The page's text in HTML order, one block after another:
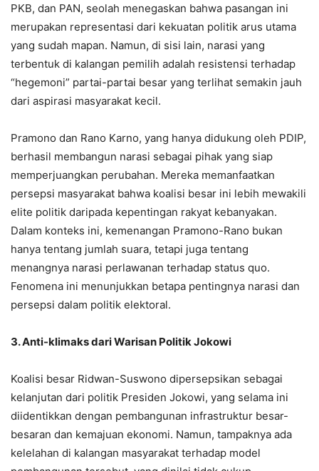
PKB, dan PAN, seolah menegaskan bahwa pasangan ini
merupakan representasi dari kekuatan politik arus utama
yang sudah mapan. Namun, di sisi lain, narasi yang
terbentuk di kalangan pemilih adalah resistensi terhadap
“hegemoni” partai-partai besar yang terlihat semakin jauh
dari aspirasi masyarakat kecil.
Pramono dan Rano Karno, yang hanya didukung oleh PDIP,
berhasil membangun narasi sebagai pihak yang siap
memperjuangkan perubahan. Mereka memanfaatkan
persepsi masyarakat bahwa koalisi besar ini lebih mewakili
elite politik daripada kepentingan rakyat kebanyakan.
Dalam konteks ini, kemenangan Pramono-Rano bukan
hanya tentang jumlah suara, tetapi juga tentang
menangnya narasi perlawanan terhadap status quo.
Fenomena ini menunjukkan betapa pentingnya narasi dan
persepsi dalam politik elektoral.
3. Anti-klimaks dari Warisan Politik Jokowi
Koalisi besar Ridwan-Suswono dipersepsikan sebagai
kelanjutan dari politik Presiden Jokowi, yang selama ini
diidentikkan dengan pembangunan infrastruktur besar-
besaran dan kemajuan ekonomi. Namun, tampaknya ada
kelelahan di kalangan masyarakat terhadap model